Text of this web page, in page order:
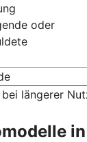
oder
längerer